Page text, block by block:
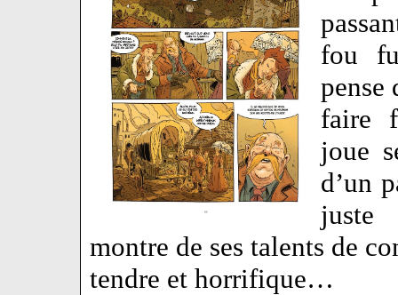
fou
pense
faire
joue
d’un
juste
montre de ses talents de
tendre et horrifique…